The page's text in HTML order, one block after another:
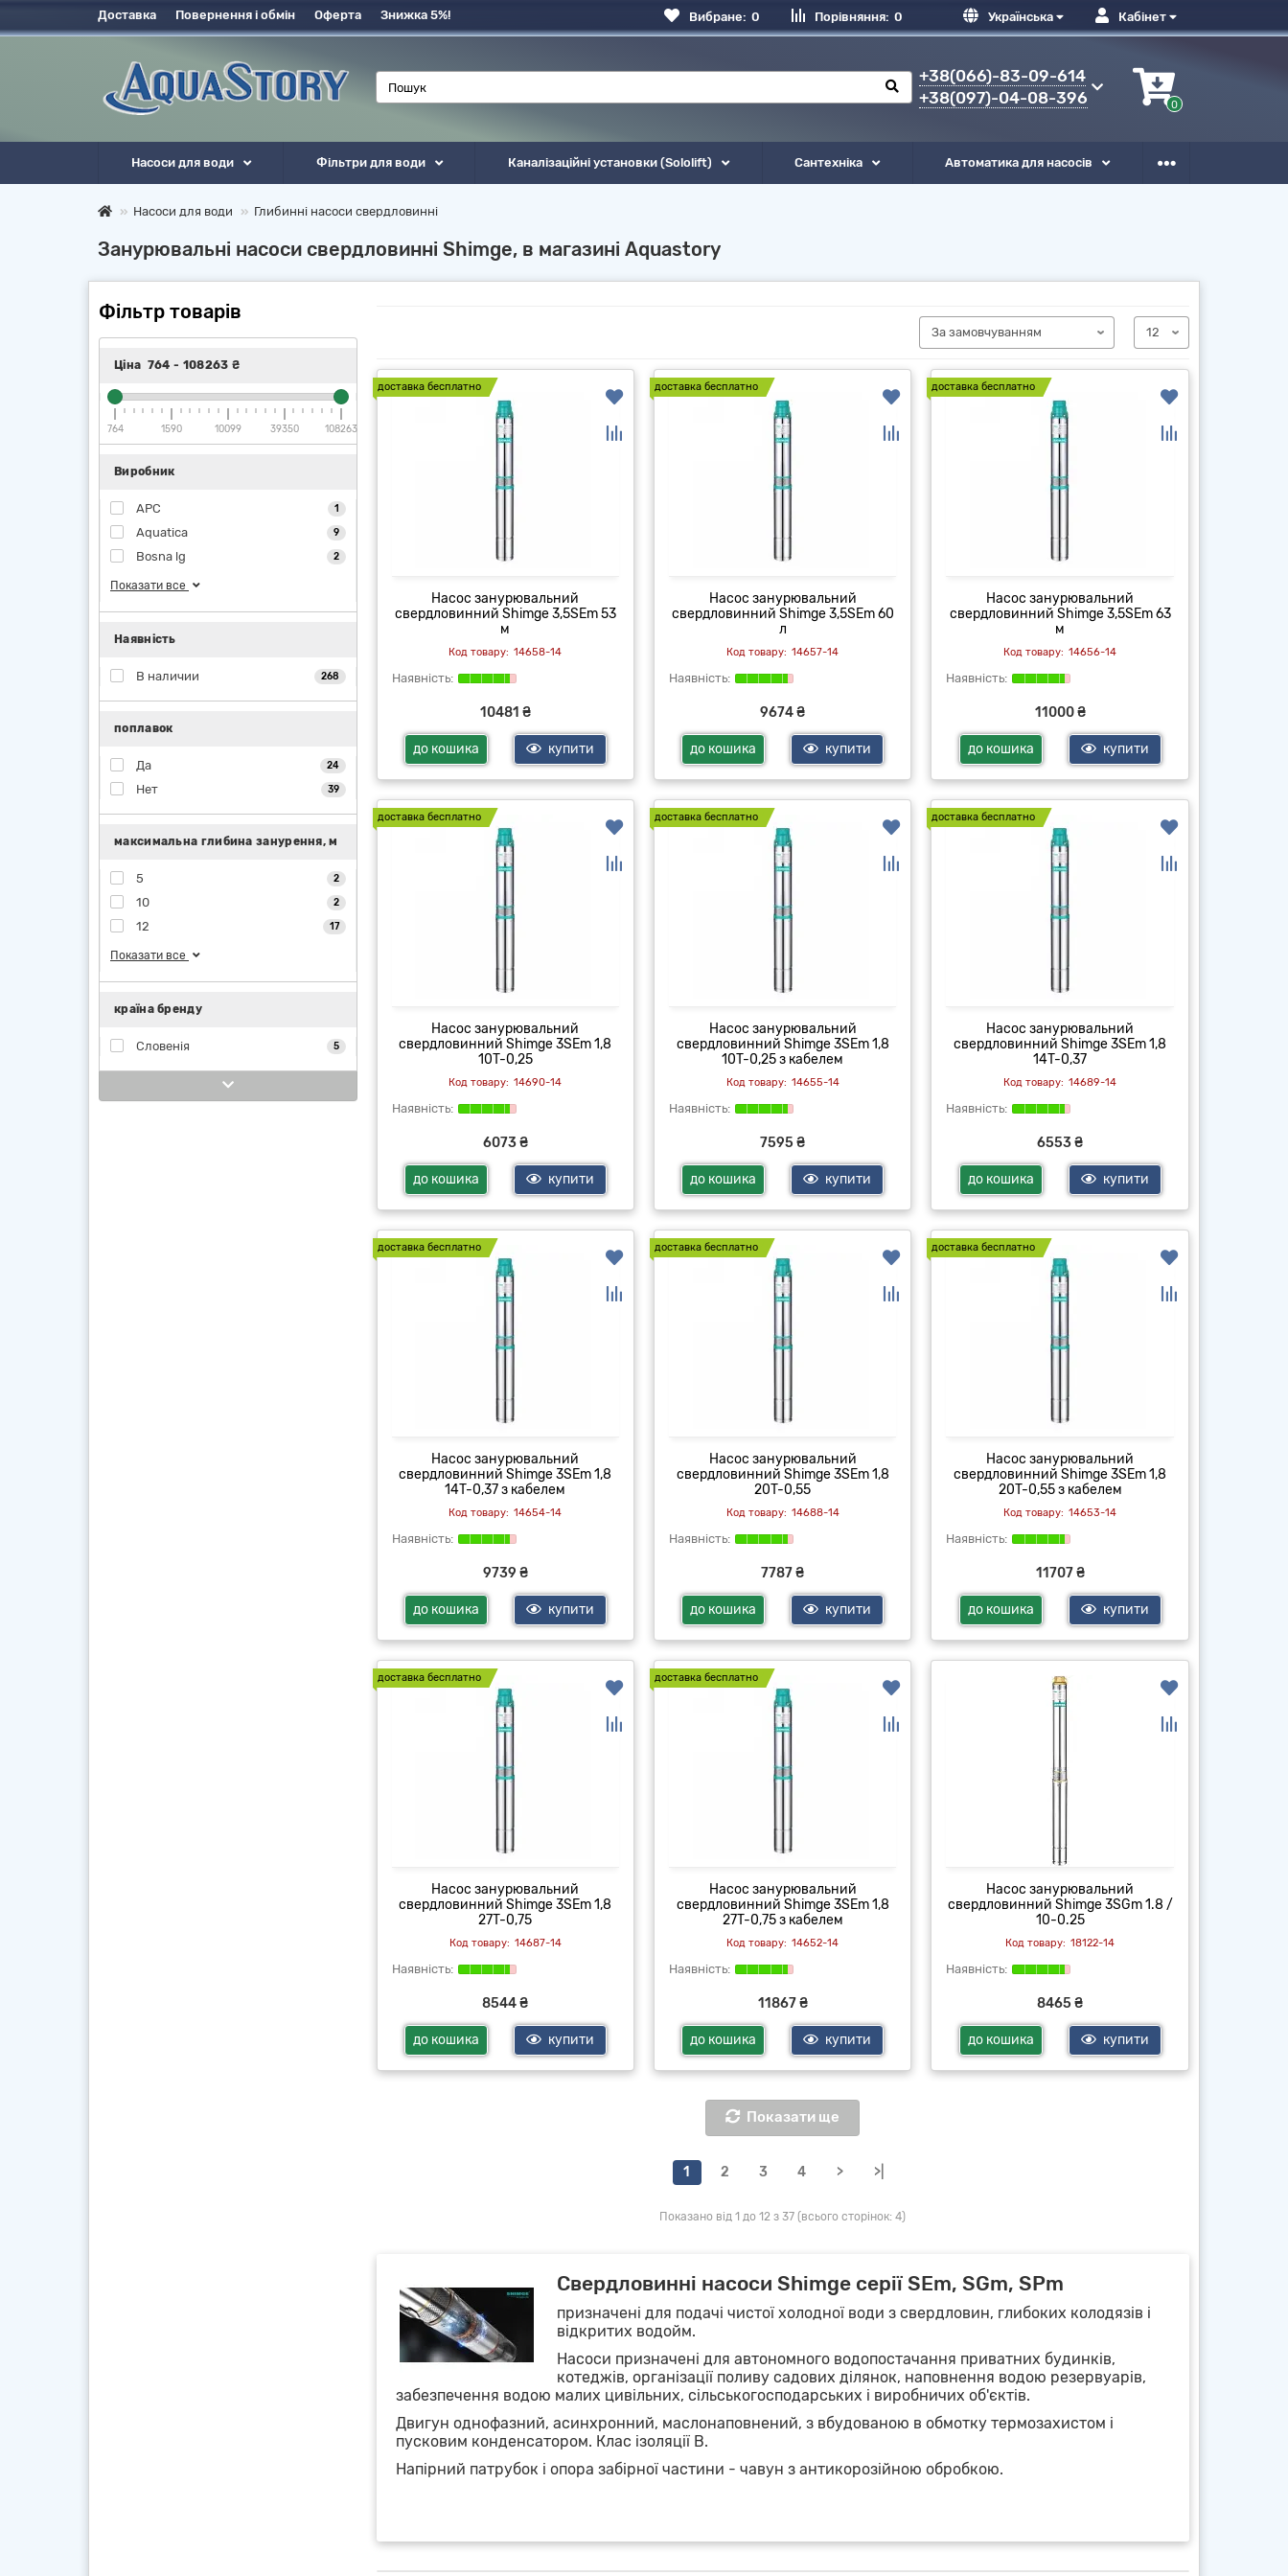
Кабінет
Українська
Порівняння: 0
Вибране: 0
Доставка Повернення і обмін Оферта Знижка 5%!
+38(066)-83-09-614
+38(097)-04-08-396
0
Насоси для води Фільтри для води Каналізаційні установки (Sololift) Сантехніка Автоматика для насосів
Насоси для води Глибинні насоси свердловинні
Занурювальні насоси свердловинні Shimge, в магазині Aquastory
Фільтр товарів
Ціна 764 - 108263 ₴
764 1590 10099 39350 108263
Виробник
APC 1
Aquatica 9
Bosna lg 2
Показати все
Наявність
В наличии 268
поплавок
Да 24
Нет 39
максимальна глибина занурення, м
5 2
10 2
12 17
Показати все
країна бренду
Словенія 5
доставка бесплатно
Насос занурювальний
свердловинний Shimge 3,5SEm 53
м
14658-14
10481 ₴
до кошика купити
доставка бесплатно
Насос занурювальний
свердловинний Shimge 3,5SEm 60
л
14657-14
9674 ₴
до кошика купити
доставка бесплатно
Насос занурювальний
свердловинний Shimge 3,5SEm 63
м
14656-14
11000 ₴
до кошика купити
доставка бесплатно
Насос занурювальний
свердловинний Shimge 3SEm 1,8
10T-0,25
14690-14
6073 ₴
до кошика купити
доставка бесплатно
Насос занурювальний
свердловинний Shimge 3SEm 1,8
10T-0,25 з кабелем
14655-14
7595 ₴
до кошика купити
доставка бесплатно
Насос занурювальний
свердловинний Shimge 3SEm 1,8
14T-0,37
14689-14
6553 ₴
до кошика купити
доставка бесплатно
Насос занурювальний
свердловинний Shimge 3SEm 1,8
14T-0,37 з кабелем
14654-14
9739 ₴
до кошика купити
доставка бесплатно
Насос занурювальний
свердловинний Shimge 3SEm 1,8
20T-0,55
14688-14
7787 ₴
до кошика купити
доставка бесплатно
Насос занурювальний
свердловинний Shimge 3SEm 1,8
20T-0,55 з кабелем
14653-14
11707 ₴
до кошика купити
доставка бесплатно
Насос занурювальний
свердловинний Shimge 3SEm 1,8
27T-0,75
14687-14
8544 ₴
до кошика купити
доставка бесплатно
Насос занурювальний
свердловинний Shimge 3SEm 1,8
27T-0,75 з кабелем
14652-14
11867 ₴
до кошика купити
Насос занурювальний
свердловинний Shimge 3SGm 1.8 /
10-0.25
18122-14
8465 ₴
до кошика купити
Показати ще
1 2 3 4 > >|
Показано від 1 до 12 з 37 (всього сторінок: 4)
Свердловинні насоси Shimge серії SEm, SGm, SPm
призначені для подачі чистої холодної води з свердловин, глибоких колодязів і
відкритих водойм.
Насоси призначені для автономного водопостачання приватних будинків,
котеджів, організації поливу садових ділянок, наповнення водою резервуарів,
забезпечення водою малих цивільних, сільськогосподарських і виробничих об'єктів.
Двигун однофазний, асинхронний, маслонаповнений, з вбудованою в обмотку термозахистом і
пусковим конденсатором. Клас ізоляції В.
Напірний патрубок і опора забірної частини - чавун з антикорозійною обробкою.